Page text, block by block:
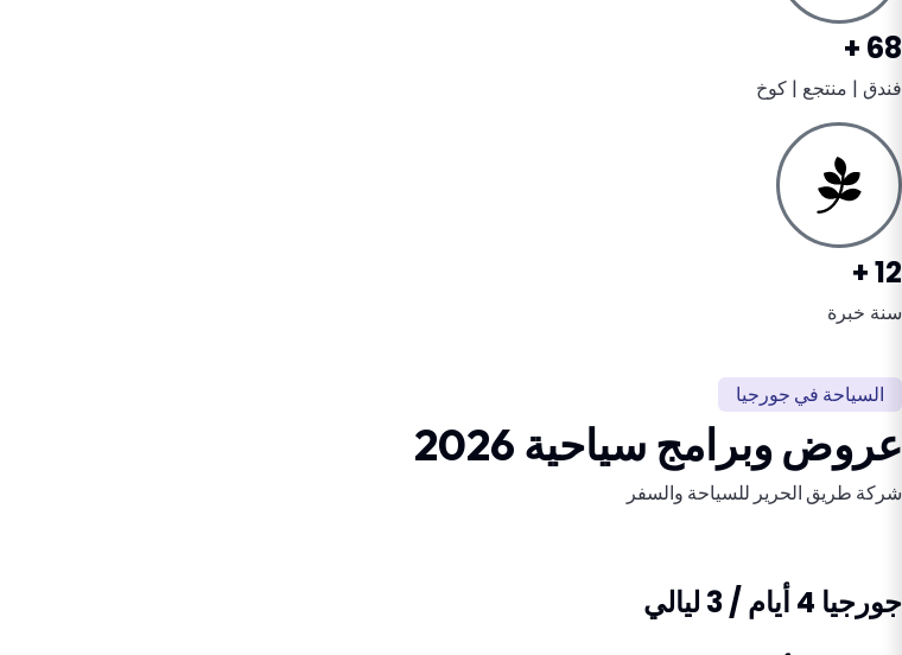
68 +
فندق | منتجع | كوخ
12 +
سنة خبرة
السياحة في جورجيا
عروض وبرامج سياحية 2026
شركة طريق الحرير للسياحة والسفر
جورجيا 4 أيام / 3 ليالي